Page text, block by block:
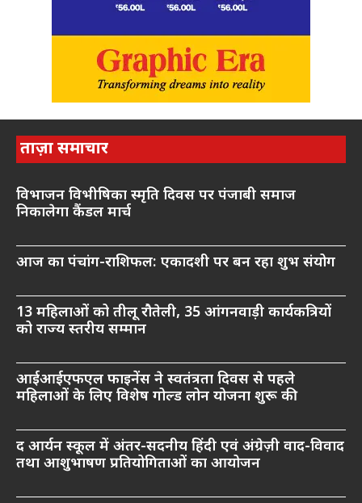
ताज़ा समाचार
विभाजन विभीषिका स्मृति दिवस पर पंजाबी समाज
निकालेगा कैंडल मार्च
आज का पंचांग-राशिफल: एकादशी पर बन रहा शुभ संयोग
13 महिलाओं को तीलू रौतेली, 35 आंगनवाड़ी कार्यकत्रियों
को राज्य स्तरीय सम्मान
आईआईएफएल फाइनेंस ने स्वतंत्रता दिवस से पहले
महिलाओं के लिए विशेष गोल्ड लोन योजना शुरू की
द आर्यन स्कूल में अंतर-सदनीय हिंदी एवं अंग्रेज़ी वाद-विवाद
तथा आशुभाषण प्रतियोगिताओं का आयोजन